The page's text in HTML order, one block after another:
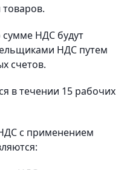
НДС будут
НДС путем
счетов.
в течении 15 рабочих
с применением